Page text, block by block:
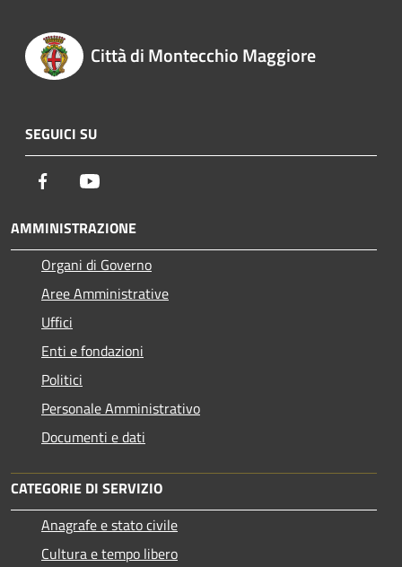
Città di Montecchio Maggiore
SEGUICI SU
Facebook
AMMINISTRAZIONE
Organi di Governo
Aree Amministrative
Uffici
Enti e fondazioni
Politici
Personale Amministrativo
Documenti e dati
CATEGORIE DI SERVIZIO
Anagrafe e stato civile
Cultura e tempo libero